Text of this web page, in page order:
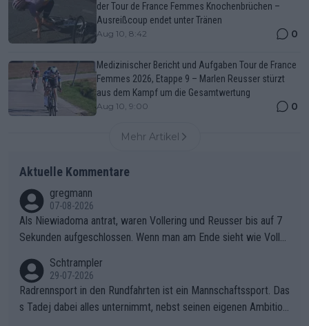
der Tour de France Femmes Knochenbrüchen –
Ausreißcoup endet unter Tränen
Aug 10, 8:42 0
Medizinischer Bericht und Aufgaben Tour de France
Femmes 2026, Etappe 9 – Marlen Reusser stürzt
aus dem Kampf um die Gesamtwertung
Aug 10, 9:00 0
Mehr Artikel
Aktuelle Kommentare
gregmann
07-08-2026
Als Niewiadoma antrat, waren Vollering und Reusser bis auf 7
Sekunden aufgeschlossen. Wenn man am Ende sieht wie Voller
ering die 7 Sekunden zu Niewiadoma nicht geschlossen hat un
d den Abstand hat anwachsen lassen. Ein schwerer taktischer
Fehler, der den Tour Sieg kosten wird.Diese Beobachtung trifft
Schtrampler
29-07-2026
Radrennsport in den Rundfahrten ist ein Mannschaftssport. Das
s Tadej dabei alles unternimmt, nebst seinen eigenen Ambition